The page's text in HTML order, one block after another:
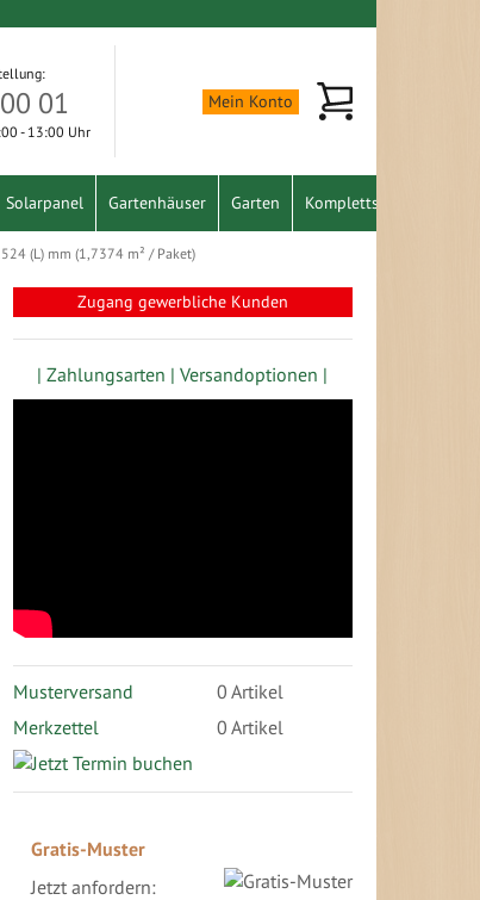
01
- 13:00 Uhr
Mein Konto Mein Warenkorb
Solarpanel Gartenhäuser Garten Komplettset
(L) mm (1,7374 m² / Paket)
Zugang gewerbliche Kunden
| Zahlungsarten | Versandoptionen |
Musterversand 0 Artikel
Merkzettel
0 Artikel
Gratis-Muster
Jetzt anfordern: